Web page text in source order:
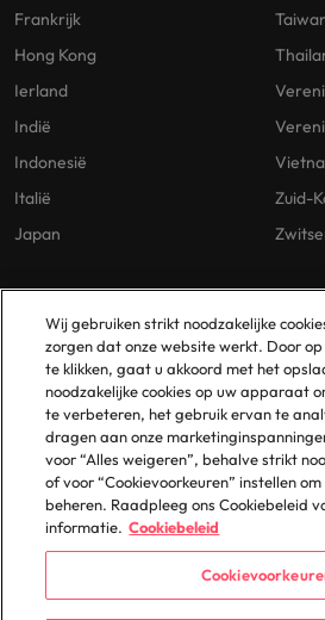
Frankrijk
Hong Kong
Ierland
Indië
Indonesië
Italië
Japan
Zuid-
Our Policies
Privacybeleid
Cookies Policy
Policy Library
Gelijke Behandeling
Wij gebruiken strikt noodzakelijke
zorgen dat onze website werkt. Door op
te klikken, gaat u akkoord met het
noodzakelijke cookies op uw apparaat
te verbeteren, het gebruik ervan te
dragen aan onze
voor “Alles weigeren”, behalve strikt
of voor “Cookievoorkeuren” instellen
beheren. Raadpleeg ons Cookiebeleid
informatie. Cookiebeleid